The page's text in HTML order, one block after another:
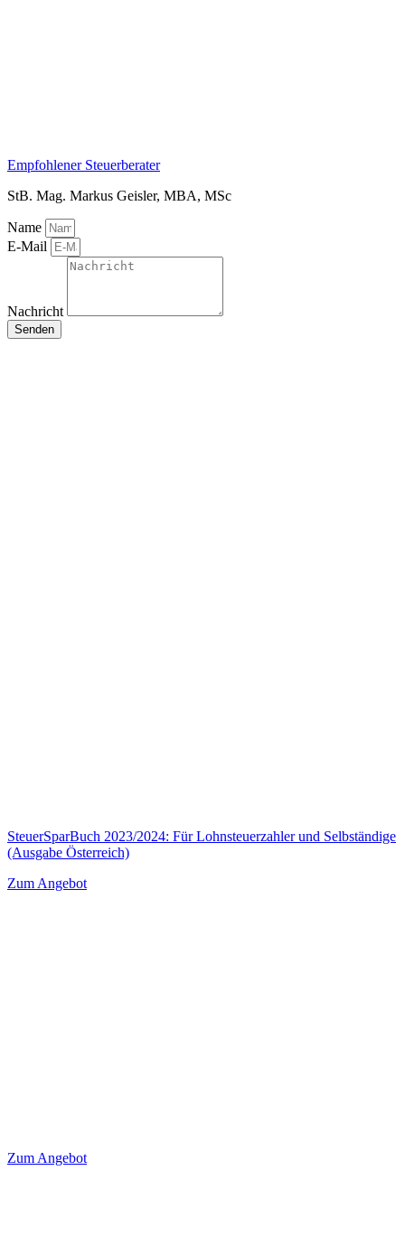
Empfohlener Steuerberater
StB. Mag. Markus Geisler, MBA, MSc
Name
E-Mail
Nachricht
Senden
SteuerSparBuch 2023/2024: Für Lohnsteuerzahler und Selbständige
(Ausgabe Österreich)
Zum Angebot
Zum Angebot